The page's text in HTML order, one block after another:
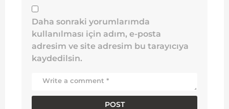
Daha sonraki yorumlarımda
kullanılması için adım, e-posta
adresim ve site adresim bu tarayıcıya
kaydedilsin.